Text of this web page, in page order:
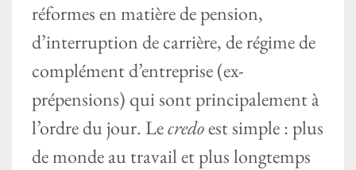
réformes en matière de pension,
d’interruption de carrière, de régime de
complément d’entreprise (ex-
prépensions) qui sont principalement à
l’ordre du jour. Lecredoest simple : plus
de monde au travail et plus longtemps